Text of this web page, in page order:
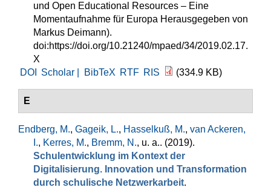
und Open Educational Resources – Eine
Momentaufnahme für Europa Herausgegeben von
Markus Deimann).
doi:https://doi.org/10.21240/mpaed/34/2019.02.17.
X
DOI
Scholar | BibTeX RTF RIS (334.9 KB)
E
Endberg, M., Gageik, L., Hasselkuß, M., van Ackeren,
I., Kerres, M., Bremm, N., u. a.. (2019).
Schulentwicklung im Kontext der
Digitalisierung. Innovation und Transformation
durch schulische Netzwerkarbeit.